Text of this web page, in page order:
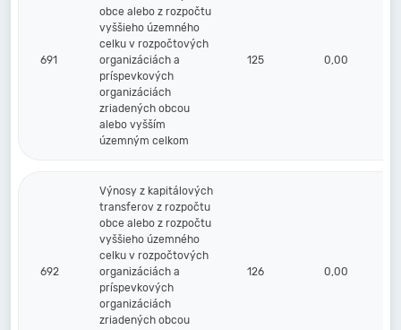
691
obce alebo z rozpočtu
vyššieho územného
celku v rozpočtových
organizáciách a
príspevkových
organizáciách
zriadených obcou
alebo vyšším
územným celkom
125 0,00
692
Výnosy z kapitálových
transferov z rozpočtu
obce alebo z rozpočtu
vyššieho územného
celku v rozpočtových
organizáciách a
príspevkových
organizáciách
zriadených obcou
126 0,00